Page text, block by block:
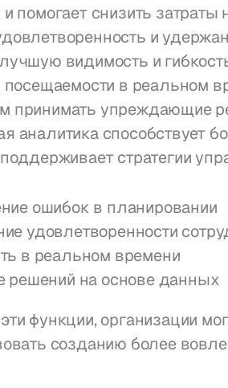
помогает снизить
и
видимость и
посещаемости в реальном
принимать упреждающие
аналитика способствует
стратегии
ошибок в планировании
удовлетворенности
в реальном времени
решений на основе данных
функции, организации
созданию более